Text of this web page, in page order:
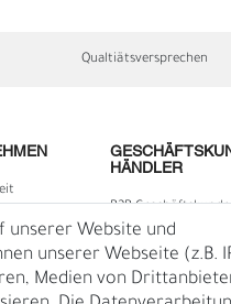
Qualtiätsversprechen
HÄNDLER
B2B
unserer Website und
unserer Webseite (z.B.
Medien von